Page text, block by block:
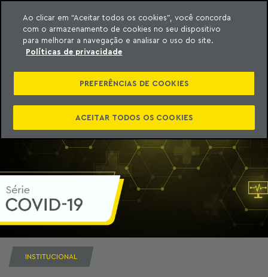
o conteúdo
Machado Meyer
INSTITUCIONAL
Ao clicar em “Aceitar todos os cookies”, você concorda
com o armazenamento de cookies no seu dispositivo
para melhorar a navegação e analisar o uso do site.
Políticas de privacidade
PREFERÊNCIAS DE COOKIES
ACEITAR TODOS OS COOKIES